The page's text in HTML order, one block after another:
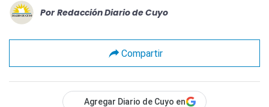
Por Redacción Diario de Cuyo
Compartir
Agregar Diario de Cuyo en